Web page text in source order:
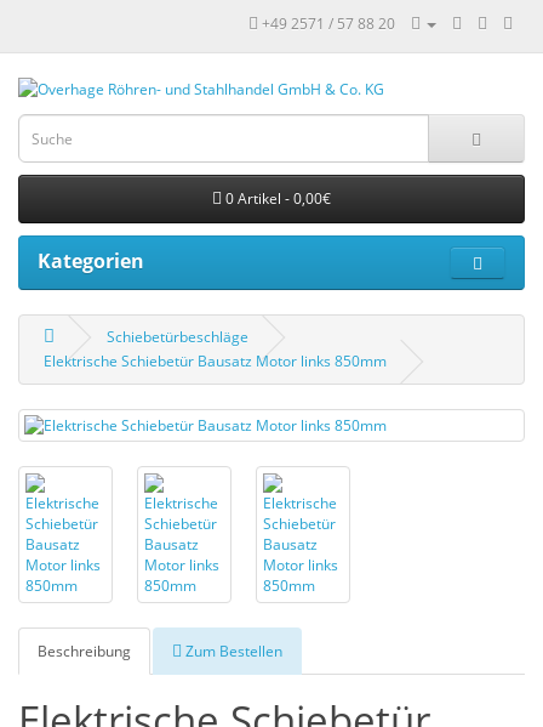
+49 2571 / 57 88 20
0 Artikel - 0,00€
Kategorien
Schiebetürbeschläge
Elektrische Schiebetür Bausatz Motor links 850mm
Beschreibung Zum Bestellen